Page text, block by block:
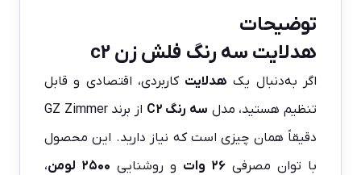
توضیحات
هدلایت سه رنگ فلش زن c2
اگر به‌دنبال یک هدلایت کاربردی، اقتصادی و قابل
تنظیم هستید، مدل سه رنگ C2
از برند GZ Zimmer
دقیقاً همان چیزی است که نیاز دارید. این محصول
با توان مصرفی ۲۶ وات و روشنایی ۲۵۰۰ لومن
،